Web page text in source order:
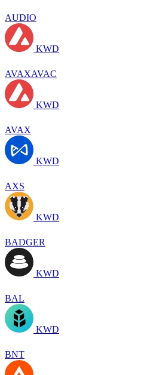
AUDIO
KWD
AVAXAVAC
KWD
AVAX
KWD
AXS
KWD
BADGER
KWD
BAL
KWD
BNT